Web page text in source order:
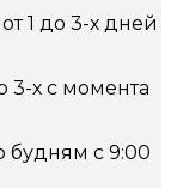
1 до 3-х дней
3-х с момента
будням с 9:00